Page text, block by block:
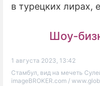
в турецких лирах,
Шоу-
1 августа 2023, 13:42
Стамбул, вид на мечеть
imageBROKER.com /